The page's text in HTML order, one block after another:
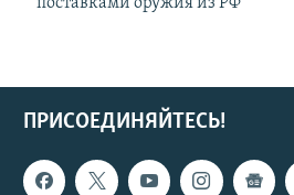
поставками оружия из РФ
ПРИСОЕДИНЯЙТЕСЬ!